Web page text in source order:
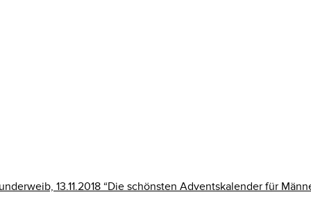
13.11.2018 “Die schönsten Adventskalender für